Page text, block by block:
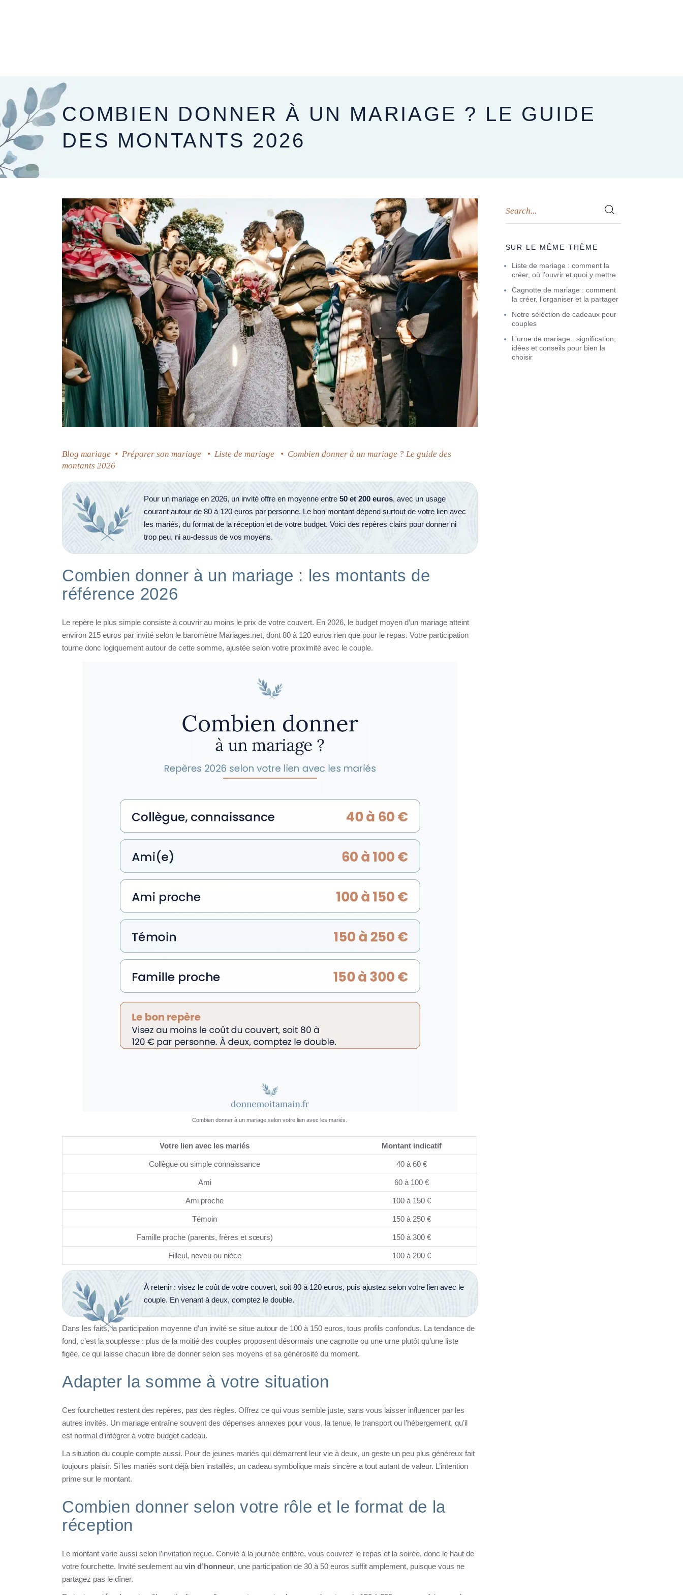
COMBIEN DONNER À UN MARIAGE ? LE GUIDE
DES MONTANTS 2026
Blog mariage • Préparer son mariage • Liste de mariage • Combien donner à un mariage ? Le guide des
montants 2026
Pour un mariage en 2026, un invité offre en moyenne entre 50 et 200 euros, avec un usage
courant autour de 80 à 120 euros par personne. Le bon montant dépend surtout de votre lien avec
les mariés, du format de la réception et de votre budget. Voici des repères clairs pour donner ni
trop peu, ni au-dessus de vos moyens.
Combien donner à un mariage : les montants de
référence 2026
Le repère le plus simple consiste à couvrir au moins le prix de votre couvert. En 2026, le budget moyen d’un mariage atteint
environ 215 euros par invité selon le baromètre Mariages.net, dont 80 à 120 euros rien que pour le repas. Votre participation
tourne donc logiquement autour de cette somme, ajustée selon votre proximité avec le couple.
Combien donner à un mariage selon votre lien avec les mariés.
Votre lien avec les mariés Montant indicatif
Collègue ou simple connaissance 40 à 60 €
Ami 60 à 100 €
Ami proche 100 à 150 €
Témoin 150 à 250 €
Famille proche (parents, frères et sœurs) 150 à 300 €
Filleul, neveu ou nièce 100 à 200 €
À retenir : visez le coût de votre couvert, soit 80 à 120 euros, puis ajustez selon votre lien avec le
couple. En venant à deux, comptez le double.
Dans les faits, la participation moyenne d’un invité se situe autour de 100 à 150 euros, tous profils confondus. La tendance de
fond, c’est la souplesse : plus de la moitié des couples proposent désormais une cagnotte ou une urne plutôt qu’une liste
figée, ce qui laisse chacun libre de donner selon ses moyens et sa générosité du moment.
Adapter la somme à votre situation
Ces fourchettes restent des repères, pas des règles. Offrez ce qui vous semble juste, sans vous laisser influencer par les
autres invités. Un mariage entraîne souvent des dépenses annexes pour vous, la tenue, le transport ou l’hébergement, qu’il
est normal d’intégrer à votre budget cadeau.
La situation du couple compte aussi. Pour de jeunes mariés qui démarrent leur vie à deux, un geste un peu plus généreux fait
toujours plaisir. Si les mariés sont déjà bien installés, un cadeau symbolique mais sincère a tout autant de valeur. L’intention
prime sur le montant.
Combien donner selon votre rôle et le format de la
réception
Le montant varie aussi selon l’invitation reçue. Convié à la journée entière, vous couvrez le repas et la soirée, donc le haut de
votre fourchette. Invité seulement au vin d’honneur, une participation de 30 à 50 euros suffit amplement, puisque vous ne
partagez pas le dîner.
SUR LE MÊME THÈME
Liste de mariage : comment la
créer, où l’ouvrir et quoi y mettre
Cagnotte de mariage : comment
la créer, l’organiser et la partager
Notre séléction de cadeaux pour
couples
L’urne de mariage : signification,
idées et conseils pour bien la
choisir